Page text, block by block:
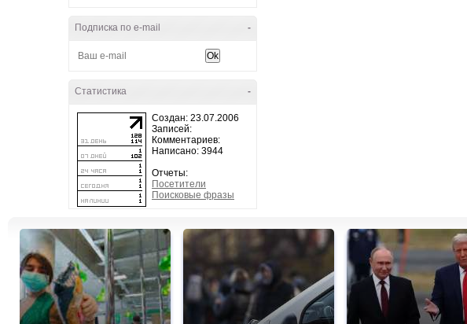
-
Подписка по e-mail
-
Статистика
Создан: 23.07.2006
Записей:
Комментариев:
Написано: 3944
Отчеты:
Посетители
Поисковые фразы